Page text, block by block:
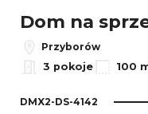
Dom na
Przyborów
3 pokoje
100
DMX2-DS-4142